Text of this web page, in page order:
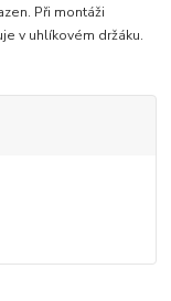
Při montáži
v uhlíkovém držáku.